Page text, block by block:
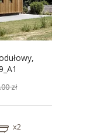
zł
x2